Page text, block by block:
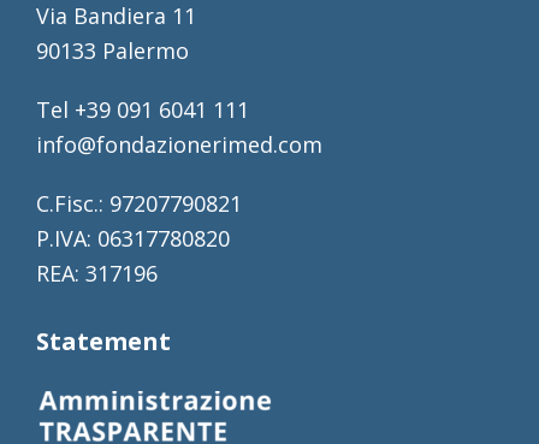
Via Bandiera 11
90133 Palermo
Tel +39 091 6041 111
info@fondazionerimed.com
C.Fisc.: 97207790821
P.IVA: 06317780820
REA: 317196
Statement